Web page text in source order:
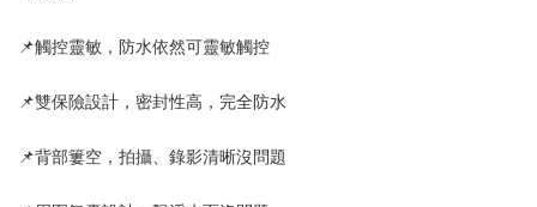
📌觸控靈敏，防水依然可靈敏觸控
📌雙保險設計，密封性高，完全防水
📌背部簍空，拍攝、錄影清晰沒問題